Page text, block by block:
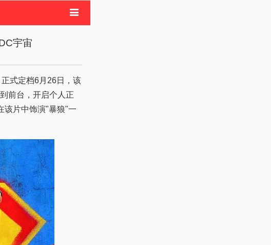
偶像活动
宇宙
前台，开启个人正
该片中饰演"暴狼"一